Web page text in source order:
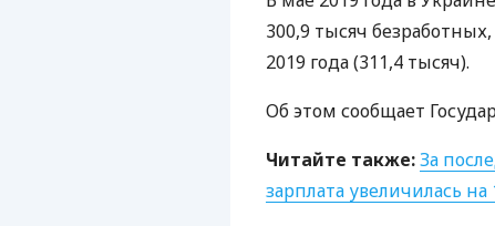
300,9 тысяч
2019 года (311,4 тысяч).
Об этом сообщает
Читайте также:За
зарплата увеличилась на